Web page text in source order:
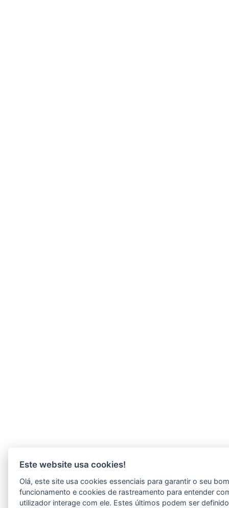
Este website usa cookies!
Olá, este site usa cookies essenciais para garantir o seu
funcionamento e cookies de rastreamento para entender
utilizador interage com ele. Estes últimos podem ser